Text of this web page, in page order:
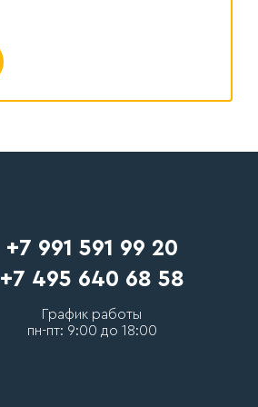
+7 991 591 99 20
+7 495 640 68 58
График работы
пн-пт: 9:00 до 18:00